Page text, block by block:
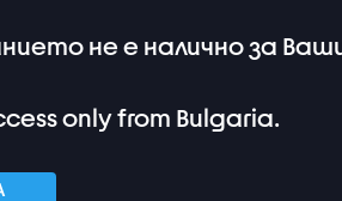
не е налично за
only from Bulgaria.